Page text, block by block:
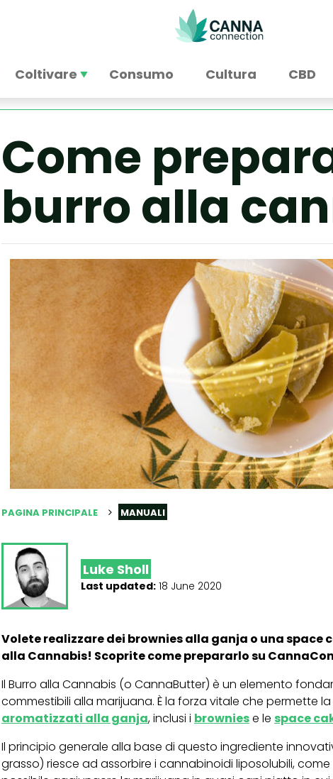
Coltivare Consumo Cultura CBD
Come
burro alla
PAGINA PRINCIPALE MANUALI
Luke Sholl
Last updated: 18 June 2020
Volete realizzare dei brownies alla ganja o una space
alla Cannabis! Scoprite come prepararlo su
Il Burro alla Cannabis (o CannaButter) è un elemento
commestibili alla marijuana. È la forza vitale che permette
aromatizzati alla ganja, inclusi i browniese le space
Il principio generale alla base di questo ingrediente
grasso) riesce ad assorbire i cannabinoidi liposolubili, come